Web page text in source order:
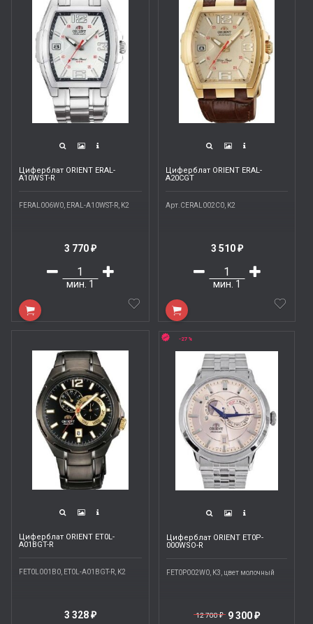
Циферблат ORIENT ERAL-
A10WST-R
FERAL006W0, ERAL-A10WST-R, K2
3 770 ₽
мин. 1
Циферблат ORIENT ERAL-
A20CGT
Арт.CERAL002C0, K2
3 510 ₽
мин. 1
Циферблат ORIENT ET0L-
A01BGT-R
FET0L001B0, ET0L-A01BGT-R, K2
3 328 ₽
-27%
Циферблат ORIENT ET0P-
000WSO-R
FET0P002W0, K3, цвет молочный
12 700₽ 9 300₽